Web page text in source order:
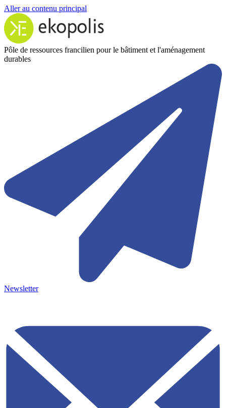
Aller au contenu principal
Pôle de ressources francilien pour le bâtiment et l'aménagement
durables
Newsletter